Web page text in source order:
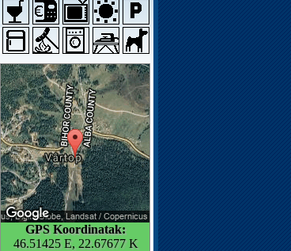
GPS Koordinatak:
46.51425 E, 22.67677 K